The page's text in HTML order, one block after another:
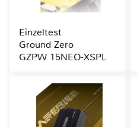
Einzeltest
Ground Zero
GZPW 15NEO-XSPL